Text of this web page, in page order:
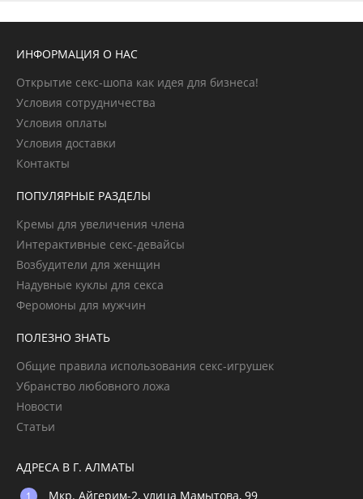
ИНФОРМАЦИЯ О НАС
Открытие секс-шопа как идея для бизнеса!
Условия сотрудничества
Условия оплаты
Условия доставки
Контакты
ПОПУЛЯРНЫЕ РАЗДЕЛЫ
Кремы для увеличения члена
Интерактивные секс-девайсы
Возбудители для женщин
Надувные куклы для секса
Феромоны для мужчин
ПОЛЕЗНО ЗНАТЬ
Общие правила использования секс-игрушек
Убранство любовного ложа
Новости
Статьи
АДРЕСА В Г. АЛМАТЫ
Мкр. Айгерим-2, улица Мамытова, 99